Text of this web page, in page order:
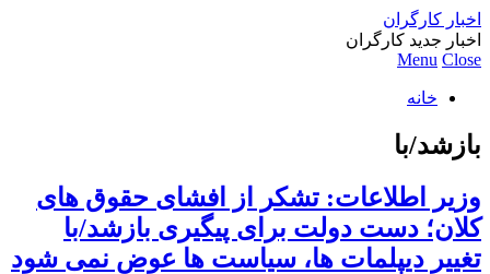
اخبار کارگران
اخبار جدید کارگران
Menu Close
خانه
بازشد/با
وزیر اطلاعات: تشکر از افشای حقوق های
کلان؛ دست دولت برای پیگیری بازشد/با
تغییر دیپلمات ها، سیاست ها عوض نمی شود